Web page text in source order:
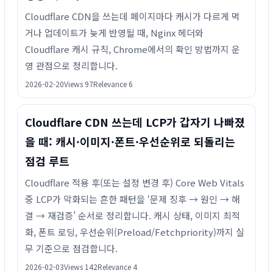
Cloudflare CDN을 쓰는데 페이지마다 캐시가 다르게 먹
거나 업데이트가 늦게 반영될 때, Nginx 헤더와
Cloudflare 캐시 규칙, Chrome에서의 확인 방법까지 운
영 관점으로 정리합니다.
2026-02-20Views 97Relevance 6
Cloudflare CDN 쓰는데 LCP가 갑자기 나빠졌
을 때: 캐시·이미지·폰트·우선순위로 되돌리는
점검 루트
Cloudflare 적용 후(또는 설정 변경 후) Core Web Vitals
중 LCP가 악화되는 흔한 패턴을 ‘문제 징후 → 원인 → 해
결 → 재검증’ 순서로 정리합니다. 캐시 상태, 이미지 최적
화, 폰트 로딩, 우선순위(Preload/Fetchpriority)까지 실
무 기준으로 점검합니다.
2026-02-03Views 142Relevance 4